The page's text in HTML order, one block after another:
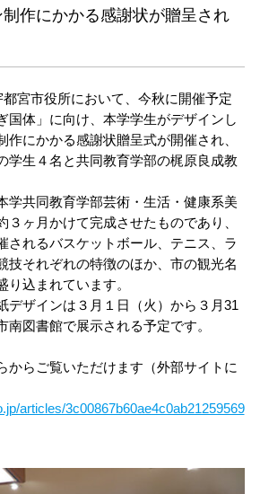
方針・教育目標について
種データ）
ス）
結一覧
て
ャー
ト
ンター
ンド
ンター
ー
ンター
教育研究センター
究センター
技術研究所
ー
学習研究開発室
ー
部附属施設
附属地域デザインセンター
公共圏センター
施設
校園
り創成工学センター
リシー
スついて
ナー
業（高校生対象）
営学部
資料請求
イベントカレンダー
入試情報
ターネット出願（学部）
作にかかる感謝状が贈呈され
宮市役所において、今秋に開催予定
国体」に向け、本学学生がデザインし
作にかかる感謝状贈呈式が開催され、
学生４名と共同教育学部の梶原良成教
共同教育学部芸術・生活・健康系美
３ヶ月かけて完成させたものであり、
されるバスケットボール、テニス、ラ
技それぞれの特徴のほか、市の観光名
り込まれています。
ザインは３月１日（火）から３月31
南図書館で展示される予定です。
らご覧いただけます（外部サイトに
articles/3c00867b60ae4c0ab21259569